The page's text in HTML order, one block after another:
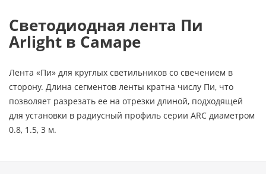
Светодиодная лента Пи
Arlight в Самаре
Лента «Пи» для круглых светильников со свечением в
сторону. Длина сегментов ленты кратна числу Пи, что
позволяет разрезать ее на отрезки длиной, подходящей
для установки в радиусный профиль серии ARC диаметром
0.8, 1.5, 3 м.